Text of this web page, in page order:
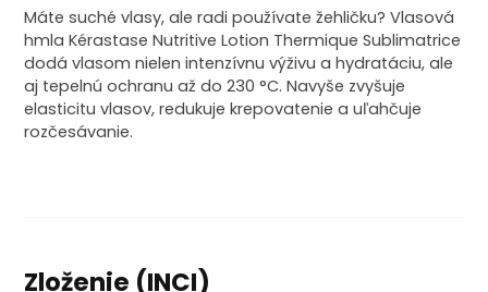
Máte suché vlasy, ale radi používate žehličku? Vlasová
hmla Kérastase Nutritive Lotion Thermique Sublimatrice
dodá vlasom nielen intenzívnu výživu a hydratáciu, ale
aj tepelnú ochranu až do 230 °C. Navyše zvyšuje
elasticitu vlasov, redukuje krepovatenie a uľahčuje
rozčesávanie.
Zloženie (INCI)